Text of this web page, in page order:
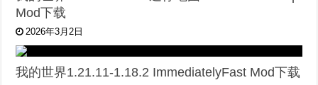
Mod下载
2026年3月2日
我的世界1.21.11-1.18.2 ImmediatelyFast Mod下载